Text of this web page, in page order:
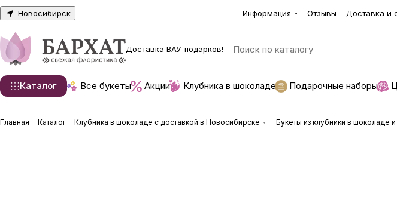
Новосибирск Информация Отзывы Доставка и
Доставка ВАУ-подарков!
Каталог Все букеты Акции Клубника в шоколаде Подарочные наборы
Главная Каталог Клубника в шоколаде с доставкой в Новосибирске Букеты из клубники в шоколаде